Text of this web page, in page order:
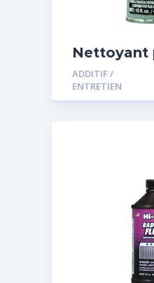
Nettoyant
vidange
ADDITIF /
ENTRETIEN